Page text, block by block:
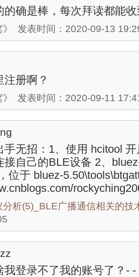
的确是棒，每次拜读都能
》 发表时间：2020-09-13
注册啊？
》 发表时间：2020-09-11
手无招：1、使用 hcitool
接自己的BLE设备 2、
位于 bluez-
分析(5)_BLE广播通信相关的技
我登录不了我的账号了？- -